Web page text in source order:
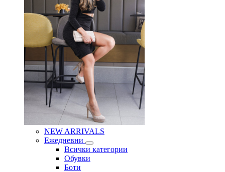
NEW ARRIVALS
Ежедневни
Всички категории
Обувки
Боти